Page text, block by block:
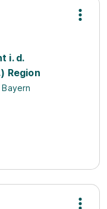
i. d.
Region
Bayern